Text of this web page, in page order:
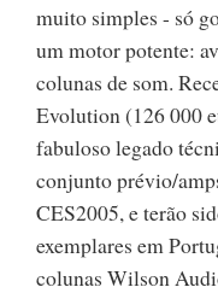
muito simples - só
um motor potente:
colunas de som.
Evolution (126 000
fabuloso legado
conjunto prévio/
CES2005, e terão
exemplares em
colunas Wilson